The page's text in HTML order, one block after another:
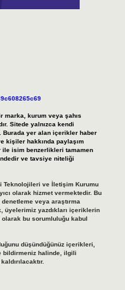
marka, kurum veya şahıs
Sitede yalnızca kendi
Burada yer alan içerikler haber
kişiler hakkında paylaşım
ile isim benzerlikleri tamamen
ve tavsiye niteliği
Teknolojileri ve İletişim Kurumu
olarak hizmet vermektedir. Bu
veya araştırma
üyelerimiz yazdıkları içeriklerin
bu sorumluluğu kabul
düşündüğünüz içerikleri,
bildirmeniz halinde, ilgili